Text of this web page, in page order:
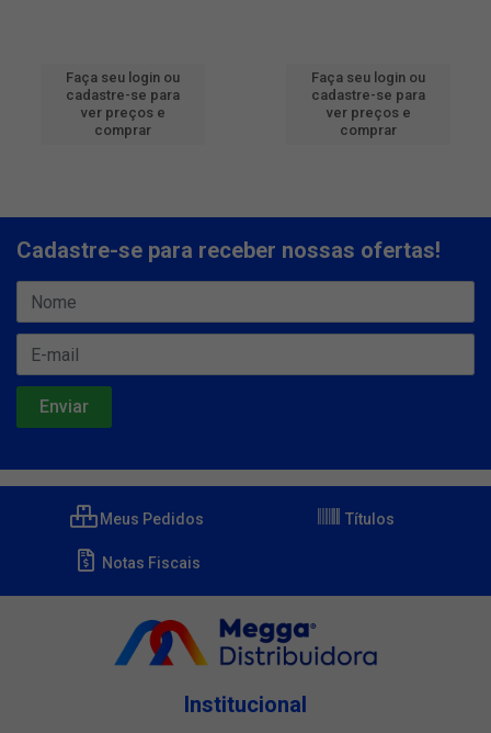
Faça seu login ou
cadastre-se para
ver preços e
comprar
Faça seu login ou
cadastre-se para
ver preços e
comprar
Cadastre-se para receber nossas ofertas!
Meus Pedidos Títulos
Notas Fiscais
Institucional